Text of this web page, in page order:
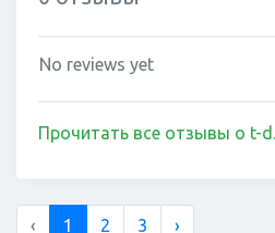
No reviews yet
Прочитать все отзывы о t-
‹ 1 2 3 ›